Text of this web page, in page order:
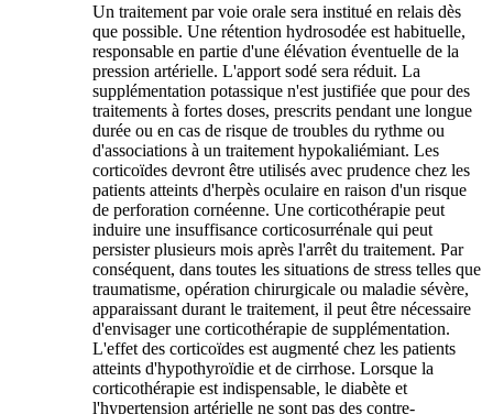
Un traitement par voie orale sera institué en relais dès
que possible. Une rétention hydrosodée est habituelle,
responsable en partie d'une élévation éventuelle de la
pression artérielle. L'apport sodé sera réduit. La
supplémentation potassique n'est justifiée que pour des
traitements à fortes doses, prescrits pendant une longue
durée ou en cas de risque de troubles du rythme ou
d'associations à un traitement hypokaliémiant. Les
corticoïdes devront être utilisés avec prudence chez les
patients atteints d'herpès oculaire en raison d'un risque
de perforation cornéenne. Une corticothérapie peut
induire une insuffisance corticosurrénale qui peut
persister plusieurs mois après l'arrêt du traitement. Par
conséquent, dans toutes les situations de stress telles que
traumatisme, opération chirurgicale ou maladie sévère,
apparaissant durant le traitement, il peut être nécessaire
d'envisager une corticothérapie de supplémentation.
L'effet des corticoïdes est augmenté chez les patients
atteints d'hypothyroïdie et de cirrhose. Lorsque la
corticothérapie est indispensable, le diabète et
l'hypertension artérielle ne sont pas des contre-